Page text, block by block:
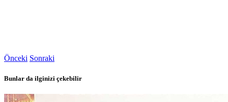
Önceki Sonraki
Bunlar da ilginizi çekebilir